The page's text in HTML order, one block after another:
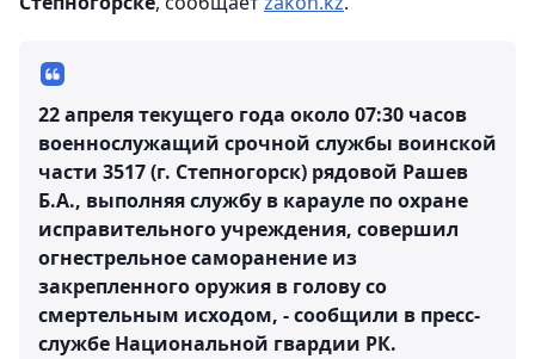
22 апреля текущего года около 07:30 часов
военнослужащий срочной службы воинской
части 3517 (г. Степногорск) рядовой Рашев
Б.А., выполняя службу в карауле по охране
исправительного учреждения, совершил
огнестрельное саморанение из
закрепленного оружия в голову со
смертельным исходом, - сообщили в пресс-
службе Национальной гвардии РК.